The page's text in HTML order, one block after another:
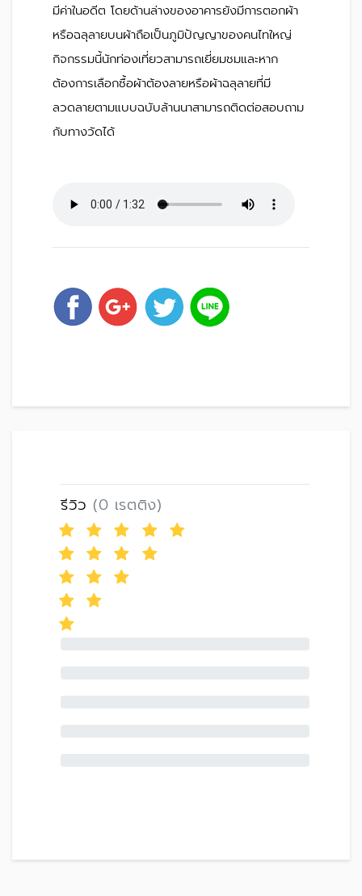
มีค่าในอดีต โดยด้านล่างของอาคารยังมีการตอกผ้า
หรือฉลุลายบนผ้าถือเป็นภูมิปัญญาของคนไทใหญ่
กิจกรรมนี้นักท่องเที่ยวสามารถเยี่ยมชมและหาก
ต้องการเลือกซื้อผ้าต้องลายหรือผ้าฉลุลายที่มี
ลวดลายตามแบบฉบับล้านนาสามารถติดต่อสอบถาม
กับทางวัดได้
รีวิว (0 เรตติง)